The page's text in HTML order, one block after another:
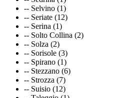
-- Selvino (1)
-- Seriate (12)
-- Serina (1)
-- Solto Collina (2)
-- Solza (2)
-- Sorisole (3)
-- Spirano (1)
-- Stezzano (6)
-- Strozza (7)
-- Suisio (12)